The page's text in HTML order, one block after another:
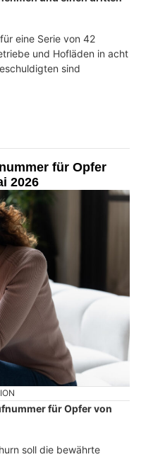
eine Serie von 42
und Hofläden in acht
sind
für Opfer
2026
für Opfer von
soll die bewährte